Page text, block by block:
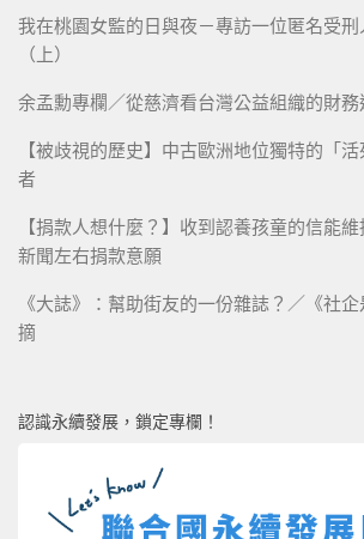
我在桃園女監的日與夜－專訪一位匿名受
（上）
余孟勳專欄／從慈濟看台灣公益組織的財務
【被歧視的歷史】中古歐洲地位獨特的「
者
【捐款人想什麼？】收到認養孩童的信能
新聞左右捐款意願
《大誌》：幫助街友的一份雜誌？／《社
摘
認識永續發展，鎖定專欄！